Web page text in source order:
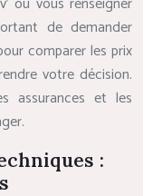
de demander
comparer les prix
votre décision.
assurances et les
: